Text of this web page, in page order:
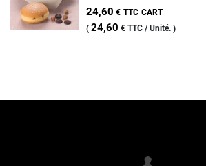
24,60 € TTC CART
( 24,60 € TTC /Unité. )